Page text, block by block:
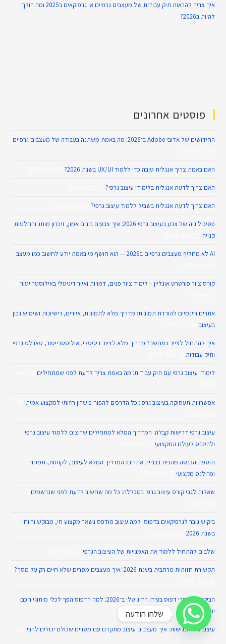
איך צריך להראות תיק עבודות של מעצבים גרפיים או גרפיקאים ב2025 ומה הולך
להיות ב2026?
פוסטים אחרונים
החידושים של אדובי Adobe ב־2026: מה באמת משתנה בעבודה של מעצבים גרפיים
האם באמת צריך אנגלית טובה כדי ללמוד UX/UI בשנת 2026?
האם צריך לדעת אנגלית בלימודי עיצוב גרפי?
האם צריך לדעת אנגלית בשביל ללמוד עיצוב גרפי?
פסיכולוגיה של צבע בעיצוב גרפי 2026: איך צבעים בונים אמון, זיכרון מותג והחלטות
קנייה
AI לא מחליף מעצבים גרפיים ב2026 — הוא חושף מי באמת יודע לחשוב כמו מעצב
קורס ציור פורטרט אונליין – לימוד ציור פנים, דמויות ואיור דיגיטלי באילוסטרייטור
אתרים חינמיים להורדת תמונות: מדריך מלא לתמונות, איורים, רישיונות ושימוש נכון
בעיצוב
איך להתחיל לצייר במחשב? מדריך מלא לציור דיגיטלי, אילוסטרייטור, טאבלט גרפי
ותיק עבודות
לימודי עיצוב גרפי עם תיק עבודות: מה באמת צריך לדעת לפני שמתחילים
אפשרויות תעסוקה בעיצוב גרפי: כל הדרכים להפוך כישרון חזותי למקצוע אמיתי
עיצוב גרפי דרישות קבלה: המדריך המלא למתחילים שרוצים ללמוד עיצוב גרפי
ולהיכנס לעולם המקצועי
תוספת הכנסה מהבית בבניית אתרים: המדריך המלא לעיצוב, לקוחות, תמחור
ופרילנס מקצועי
שאלות לגבי קורס עיצוב גרפי במכללה: כל מה שחשוב לדעת לפני שנרשמים
ביקוש גובר לגרפיקאים בדפוס: למה עיצוב מודפס נשאר מקצוע חי, מבוקש ורווחי
בשנת 2026
שלבים להתחיל ללמוד את האמנויות של העיצוב הגרפי
תקשורת חזותית מרחבית בשנת 2026: איך מעצבים מסרים שלא חיים רק על מסך?
הביקוש לחומרי דפוס בעידן הדיגיטלי ב־2026: למה הדפוס הפך לכלי מיתוגי חכם
יותר
12 במאי 2026
עיצוב גרפי ונגישות: איך מעצבים עיצוב מתקדם עם מסרים שכולם יכולים להבין
שלחו הודעה